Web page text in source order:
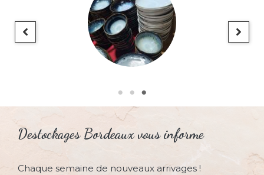
Destockages Bordeaux vous informe
Chaque semaine de nouveaux arrivages !